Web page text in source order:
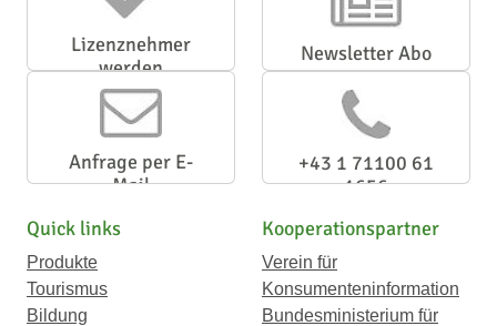
Lizenznehmer
werden
Newsletter Abo
Anfrage per E-
Mail
+43 1 71100 61
1656
Quick links
Produkte
Tourismus
Bildung
Kooperationspartner
Verein für
Konsumenteninformation
Bundesministerium für